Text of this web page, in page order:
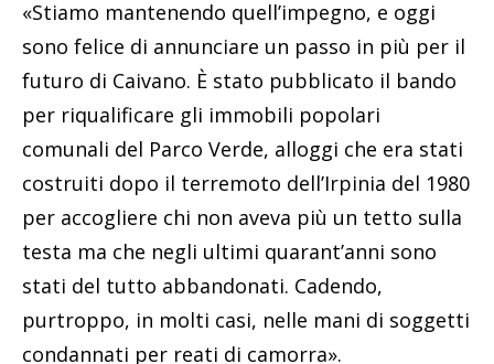
«Stiamo mantenendo quell’impegno, e oggi
sono felice di annunciare un passo in più per il
futuro di Caivano. È stato pubblicato il bando
per riqualificare gli immobili popolari
comunali del Parco Verde, alloggi che era stati
costruiti dopo il terremoto dell’Irpinia del 1980
per accogliere chi non aveva più un tetto sulla
testa ma che negli ultimi quarant’anni sono
stati del tutto abbandonati. Cadendo,
purtroppo, in molti casi, nelle mani di soggetti
condannati per reati di camorra».